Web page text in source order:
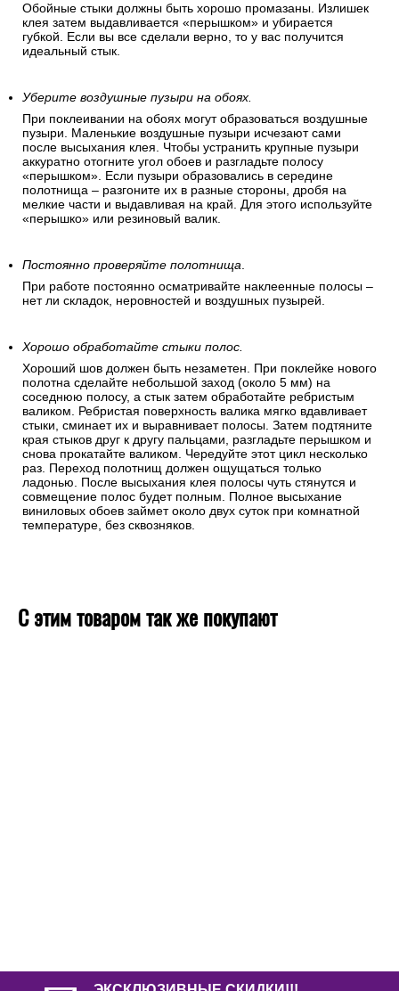
Обойные стыки должны быть хорошо промазаны. Излишек
клея затем выдавливается «перышком» и убирается
губкой. Если вы все сделали верно, то у вас получится
идеальный стык.
Уберите воздушные пузыри на обоях.
При поклеивании на обоях могут образоваться воздушные
пузыри. Маленькие воздушные пузыри исчезают сами
после высыхания клея. Чтобы устранить крупные пузыри
аккуратно отогните угол обоев и разгладьте полосу
«перышком». Если пузыри образовались в середине
полотнища – разгоните их в разные стороны, дробя на
мелкие части и выдавливая на край. Для этого используйте
«перышко» или резиновый валик.
Постоянно проверяйте полотнища.
При работе постоянно осматривайте наклеенные полосы –
нет ли складок, неровностей и воздушных пузырей.
Хорошо обработайте стыки полос.
Хороший шов должен быть незаметен. При поклейке нового
полотна сделайте небольшой заход (около 5 мм) на
соседнюю полосу, а стык затем обработайте ребристым
валиком. Ребристая поверхность валика мягко вдавливает
стыки, сминает их и выравнивает полосы. Затем подтяните
края стыков друг к другу пальцами, разгладьте перышком и
снова прокатайте валиком. Чередуйте этот цикл несколько
раз. Переход полотнищ должен ощущаться только
ладонью. После высыхания клея полосы чуть стянутся и
совмещение полос будет полным. Полное высыхание
виниловых обоев займет около двух суток при комнатной
температуре, без сквозняков.
С этим товаром так же покупают